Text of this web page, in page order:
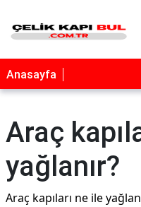
Anasayfa
Araç
yağlanır?
Araç kapıları ne ile